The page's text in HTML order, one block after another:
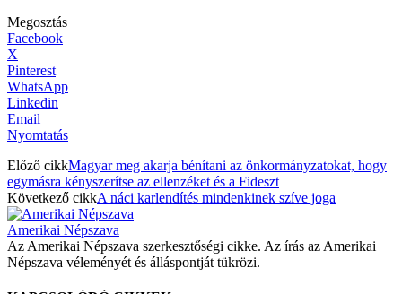
Megosztás
Facebook
X
Pinterest
WhatsApp
Linkedin
Email
Nyomtatás
Előző cikkMagyar meg akarja bénítani az önkormányzatokat, hogy
egymásra kényszerítse az ellenzéket és a Fideszt
Következő cikkA náci karlendítés mindenkinek szíve joga
Amerikai Népszava
Az Amerikai Népszava szerkesztőségi cikke. Az írás az Amerikai
Népszava véleményét és álláspontját tükrözi.